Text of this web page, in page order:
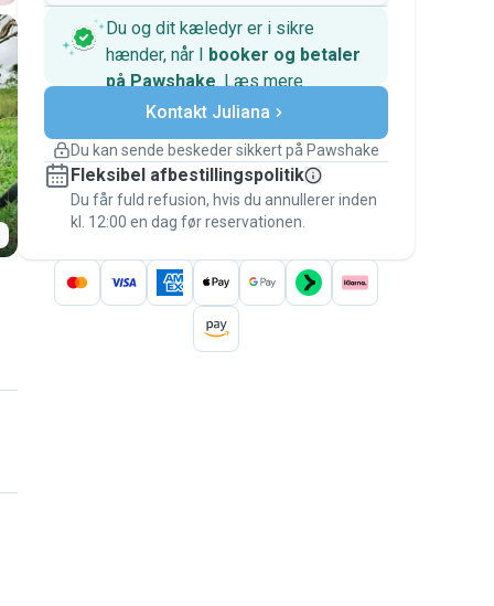
Du og dit kæledyr er i sikre
hænder, når I booker og betaler
på Pawshake. Læs mere
Sikre betalinger
Support, hvis planerne ændrer
Dækkede bookinger
Hold alt på Pawshake – fra den første
besked til betalingen – for at være dækket
af Pawshake-garantien.
Kontakt Juliana
Du kan sende beskeder sikkert på Pawshake
Fleksibel afbestillingspolitik
Du får fuld refusion, hvis du annullerer inden
kl. 12:00 en dag før reservationen.